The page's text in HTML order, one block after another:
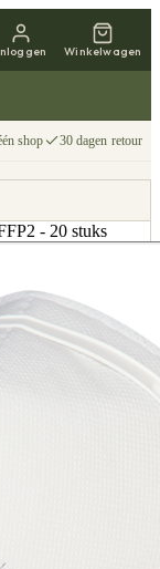
Winkelwagen
shop 30 dagen retour
- 20 stuks